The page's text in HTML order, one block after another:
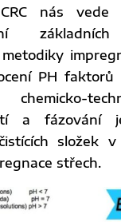
nás
základních
PH faktorů
a fázování
složek v
střech.